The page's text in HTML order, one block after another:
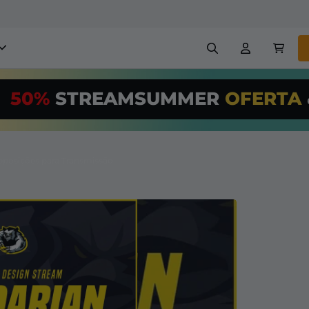
Month*
Configuração fácil para
etc
Painéis Banners
50% STREAMSUMMER OFERTA